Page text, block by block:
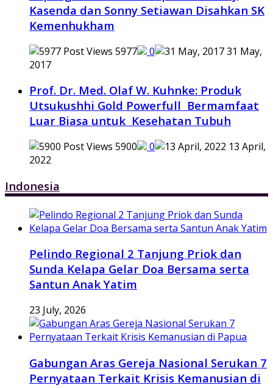
Kasenda dan Sonny Setiawan Disahkan SK
Kemenhukham
5977 0
31 May,
2017
Prof. Dr. Med. Olaf W. Kuhnke: Produk
Utsukushhi Gold Powerfull Bermamfaat
Luar Biasa untuk Kesehatan Tubuh
5900 0
13 April,
2022
Indonesia
Pelindo Regional 2 Tanjung Priok dan
Sunda Kelapa Gelar Doa Bersama serta
Santun Anak Yatim
23 July, 2026
Gabungan Aras Gereja Nasional Serukan 7
Pernyataan Terkait Krisis Kemanusian di